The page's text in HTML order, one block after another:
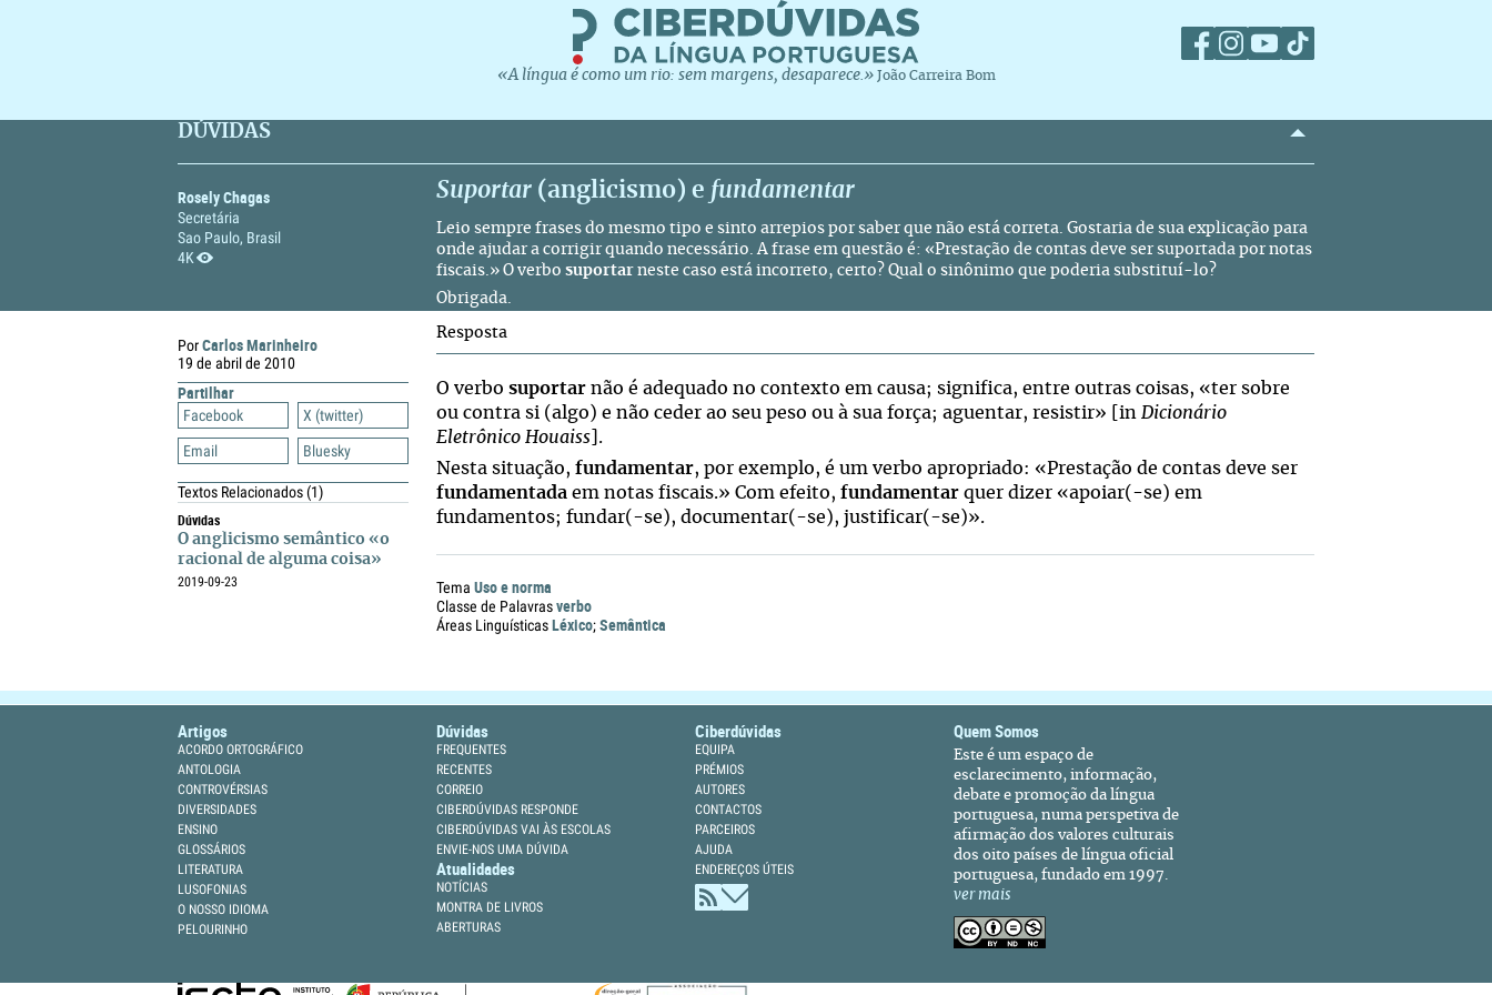
«A língua é como um rio: sem margens, desaparece.» João Carreira Bom
DÚVIDAS
Rosely Chagas
Secretária
Sao Paulo, Brasil
4K
Suportar (anglicismo) e fundamentar
Leio sempre frases do mesmo tipo e sinto arrepios por saber que não está correta. Gostaria de sua explicação para
onde ajudar a corrigir quando necessário. A frase em questão é: «Prestação de contas deve ser suportada por notas
fiscais.» O verbo suportar neste caso está incorreto, certo? Qual o sinônimo que poderia substituí-lo?
Obrigada.
PorCarlos Marinheiro
19 de abril de 2010
Partilhar
Facebook
X (twitter)
Email
Bluesky
Textos Relacionados(1)
Dúvidas
O anglicismo semântico «o
racional de alguma coisa»
2019-09-23
Resposta
O verbo suportar não é adequado no contexto em causa; significa, entre outras coisas, «ter sobre
ou contra si (algo) e não ceder ao seu peso ou à sua força; aguentar, resistir» [in Dicionário
Eletrônico Houaiss ].
Nesta situação, fundamentar, por exemplo, é um verbo apropriado: «Prestação de contas deve ser
fundamentada em notas fiscais.» Com efeito, fundamentar quer dizer «apoiar(-se) em
fundamentos; fundar(-se), documentar(-se), justificar(-se)».
Tema Uso e norma
Classe de Palavrasverbo
Áreas LinguísticasLéxico;Semântica
Artigos
ACORDO ORTOGRÁFICO
ANTOLOGIA
CONTROVÉRSIAS
DIVERSIDADES
ENSINO
GLOSSÁRIOS
LITERATURA
LUSOFONIAS
O NOSSO IDIOMA
PELOURINHO
Dúvidas
FREQUENTES
RECENTES
CORREIO
CIBERDÚVIDAS RESPONDE
CIBERDÚVIDAS VAI ÀS ESCOLAS
ENVIE-NOS UMA DÚVIDA
Atualidades
NOTÍCIAS
MONTRA DE LIVROS
ABERTURAS
Ciberdúvidas
EQUIPA
PRÉMIOS
AUTORES
CONTACTOS
PARCEIROS
AJUDA
ENDEREÇOS ÚTEIS
Quem Somos
Este é um espaço de
esclarecimento, informação,
debate e promoção da língua
portuguesa, numa perspetiva de
afirmação dos valores culturais
dos oito países de língua oficial
portuguesa, fundado em 1997.
ver mais